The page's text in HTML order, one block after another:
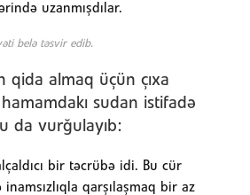
uzanmışdılar.
belə təsvir edib.
qida almaq üçün çıxa
sudan istifadə
da vurğulayıb:
bir təcrübə idi. Bu cür
qarşılaşmaq bir az